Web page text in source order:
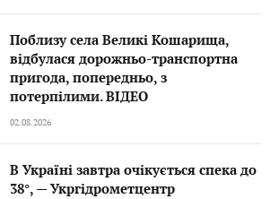
Поблизу села Великі Кошарища,
відбулася дорожньо-транспортна
пригода, попередньо, з
потерпілими. ВІДЕО
02.08.2026
В Україні завтра очікується спека до
38°, — Укргідрометцентр